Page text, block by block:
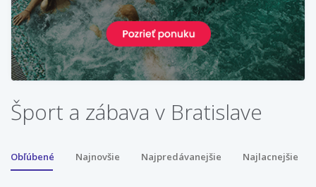
Šport a zábava v Bratislave
Obľúbené Najnovšie Najpredávanejšie Najlacnejšie